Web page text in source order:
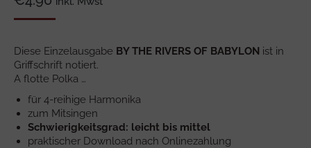
Diese Einzelausgabe BY THE RIVERS OF BABYLON ist in
Griffschrift notiert.
A flotte Polka …
für 4-reihige Harmonika
zum Mitsingen
Schwierigkeitsgrad: leicht bis mittel
praktischer Download nach Onlinezahlung